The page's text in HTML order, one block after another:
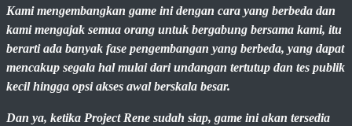
Kami mengembangkan game ini dengan cara yang berbeda dan
kami mengajak semua orang untuk bergabung bersama kami, itu
berarti ada banyak fase pengembangan yang berbeda, yang dapat
mencakup segala hal mulai dari undangan tertutup dan tes publik
kecil hingga opsi akses awal berskala besar.
Dan ya, ketika Project Rene sudah siap, game ini akan tersedia